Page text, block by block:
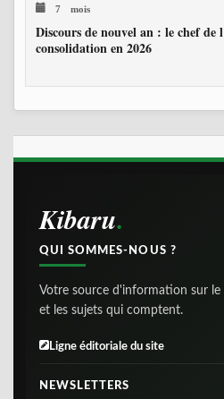
7 mois
Discours de nouvel an : le chef de
consolidation en 2026
Kibaru
QUI SOMMES-NOUS ?
Votre source d'information sur
et les sujets qui comptent.
Ligne éditoriale du site
NEWSLETTERS